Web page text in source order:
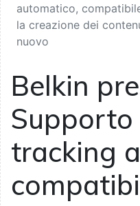
automatico,
la creazione dei
nuovo
Belkin
Supporto
tracking